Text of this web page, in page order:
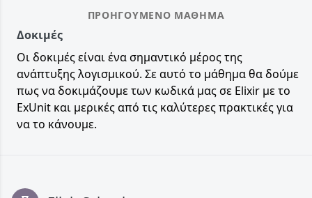
ΠΡΟΗΓΟΎΜΕΝΟ ΜΆΘΗΜΑ
Δοκιμές
Οι δοκιμές είναι ένα σημαντικό μέρος της
ανάπτυξης λογισμικού. Σε αυτό το μάθημα θα δούμε
πως να δοκιμάζουμε των κωδικά μας σε Elixir με το
ExUnit και μερικές από τις καλύτερες πρακτικές για
να το κάνουμε.